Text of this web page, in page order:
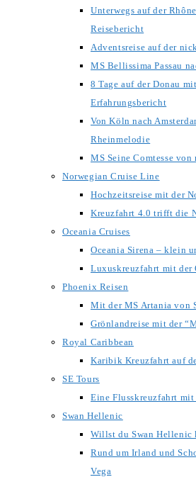
Unterwegs auf der
Reisebericht
Adventsreise auf der
MS Bellissima Passau
8 Tage auf der Donau
Erfahrungsbericht
Von Köln nach
Rheinmelodie
MS Seine Comtesse
Norwegian Cruise Line
Hochzeitsreise mit der
Kreuzfahrt 4.0 trifft die
Oceania Cruises
Oceania Sirena – klein
Luxuskreuzfahrt mit der
Phoenix Reisen
Mit der MS Artania von
Grönlandreise mit der
Royal Caribbean
Karibik Kreuzfahrt auf
SE Tours
Eine Flusskreuzfahrt mit
Swan Hellenic
Willst du Swan Hellenic
Rund um Irland und
Vega